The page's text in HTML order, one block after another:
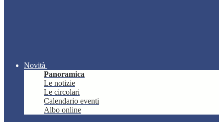
Novità
Panoramica
Le notizie
Le circolari
Calendario eventi
Albo online